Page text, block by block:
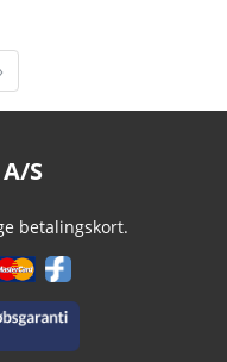
S
betalingskort.